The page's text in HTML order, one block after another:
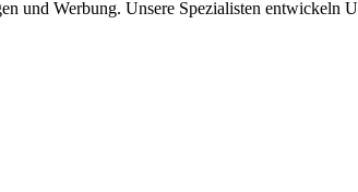
und Werbung. Unsere Spezialisten entwickeln